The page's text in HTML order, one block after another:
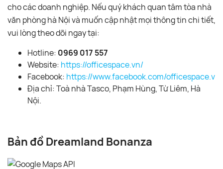
cho các doanh nghiệp. Nếu quý khách quan tâm tòa nhà
văn phòng hà Nội và muốn cập nhật mọi thông tin chi tiết,
vui lòng theo dõi ngay tại:
Hotline: 0969 017 557
Website: https://officespace.vn/
Facebook: https://www.facebook.com/officespace.vn/
Địa chỉ: Toà nhà Tasco, Phạm Hùng, Từ Liêm, Hà
Nội.
Bản đồ Dreamland Bonanza